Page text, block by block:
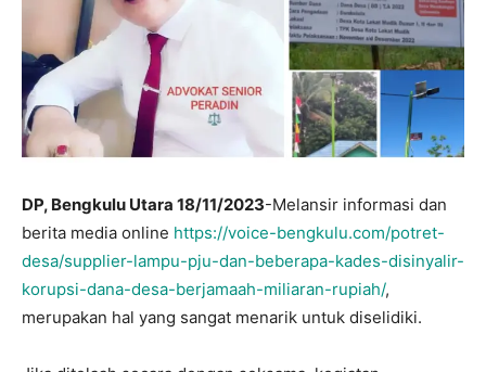
DP, Bengkulu Utara 18/11/2023-Melansir informasi dan
berita media online https://voice-bengkulu.com/potret-
desa/supplier-lampu-pju-dan-beberapa-kades-disinyalir-
korupsi-dana-desa-berjamaah-miliaran-rupiah/,
merupakan hal yang sangat menarik untuk diselidiki.